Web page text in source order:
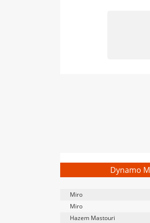
Dynamo
Miro
Miro
Hazem Mastouri